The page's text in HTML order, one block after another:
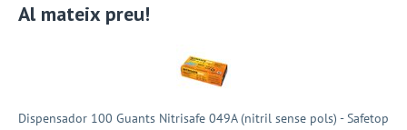
Al mateix preu!
Dispensador 100 Guants Nitrisafe 049A (nitril sense pols) - Safetop